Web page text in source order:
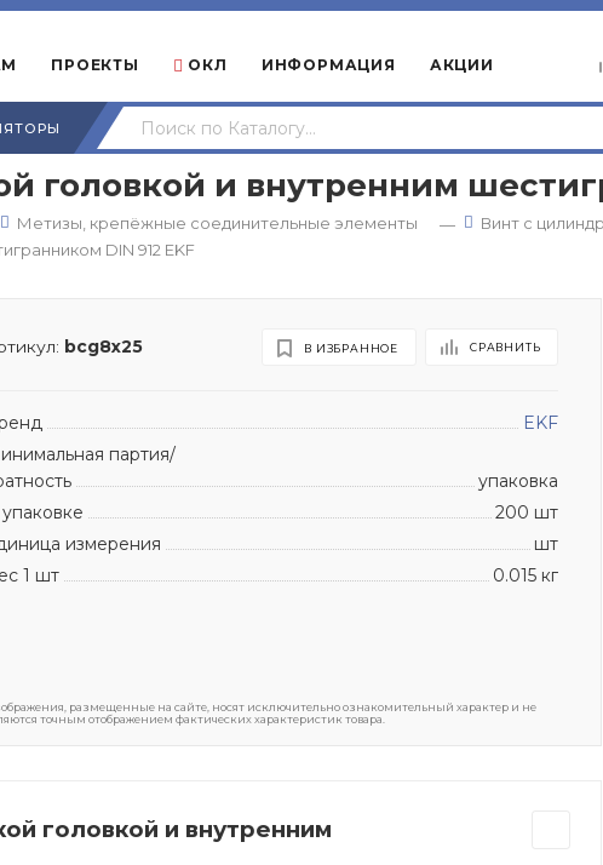
ПРОЕКТЫ ОКЛ ИНФОРМАЦИЯ АКЦИИ
головкой и внутренним
Метизы, крепёжные соединительные элементы — Винт с
DIN 912 EKF
bcg8x25 В ИЗБРАННОЕ СРАВНИТЬ
EKF
партия/
упаковка
200 шт
измерения
шт
1 шт
0.015 кг
размещенные на сайте, носят исключительно ознакомительный характер и не
точным отображением фактических характеристик товара.
головкой и внутренним